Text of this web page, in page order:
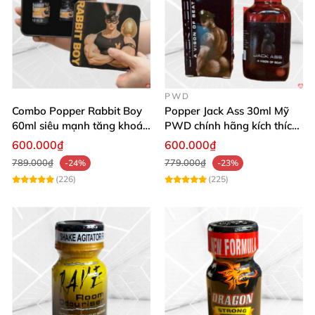
Combo Popper Rabbit Boy
60ml siêu mạnh tăng khoái
cảm
600.000₫
789.000₫
-24%
(226)
PWD
Popper Jack Ass 30ml Mỹ
PWD chính hãng kích thích
khoái cảm
600.000₫
779.000₫
-23%
(225)